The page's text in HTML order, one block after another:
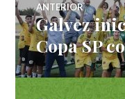
ANTERIOR
Galvez
Copa SP